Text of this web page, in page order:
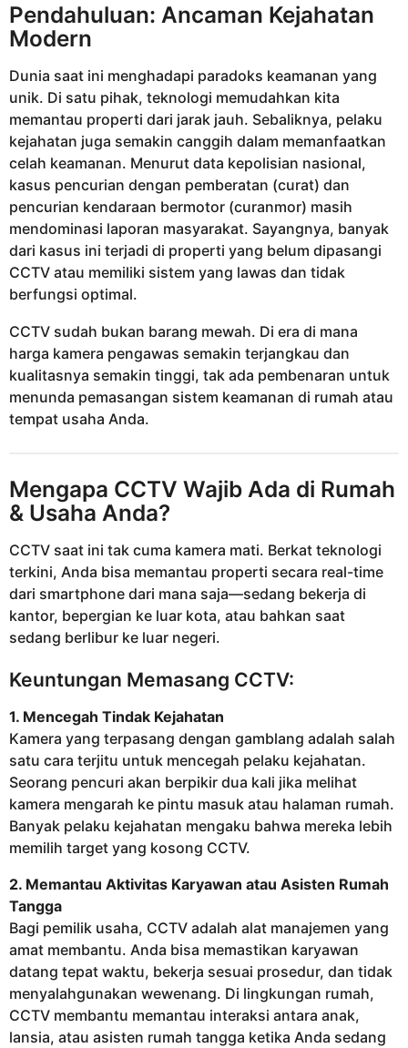
Pendahuluan: Ancaman Kejahatan
Modern
Dunia saat ini menghadapi paradoks keamanan yang
unik. Di satu pihak, teknologi memudahkan kita
memantau properti dari jarak jauh. Sebaliknya, pelaku
kejahatan juga semakin canggih dalam memanfaatkan
celah keamanan. Menurut data kepolisian nasional,
kasus pencurian dengan pemberatan (curat) dan
pencurian kendaraan bermotor (curanmor) masih
mendominasi laporan masyarakat. Sayangnya, banyak
dari kasus ini terjadi di properti yang belum dipasangi
CCTV atau memiliki sistem yang lawas dan tidak
berfungsi optimal.
CCTV sudah bukan barang mewah. Di era di mana
harga kamera pengawas semakin terjangkau dan
kualitasnya semakin tinggi, tak ada pembenaran untuk
menunda pemasangan sistem keamanan di rumah atau
tempat usaha Anda.
Mengapa CCTV Wajib Ada di Rumah
& Usaha Anda?
CCTV saat ini tak cuma kamera mati. Berkat teknologi
terkini, Anda bisa memantau properti secara real-time
dari smartphone dari mana saja—sedang bekerja di
kantor, bepergian ke luar kota, atau bahkan saat
sedang berlibur ke luar negeri.
Keuntungan Memasang CCTV:
1. Mencegah Tindak Kejahatan
Kamera yang terpasang dengan gamblang adalah salah
satu cara terjitu untuk mencegah pelaku kejahatan.
Seorang pencuri akan berpikir dua kali jika melihat
kamera mengarah ke pintu masuk atau halaman rumah.
Banyak pelaku kejahatan mengaku bahwa mereka lebih
memilih target yang kosong CCTV.
2. Memantau Aktivitas Karyawan atau Asisten Rumah
Tangga
Bagi pemilik usaha, CCTV adalah alat manajemen yang
amat membantu. Anda bisa memastikan karyawan
datang tepat waktu, bekerja sesuai prosedur, dan tidak
menyalahgunakan wewenang. Di lingkungan rumah,
CCTV membantu memantau interaksi antara anak,
lansia, atau asisten rumah tangga ketika Anda sedang